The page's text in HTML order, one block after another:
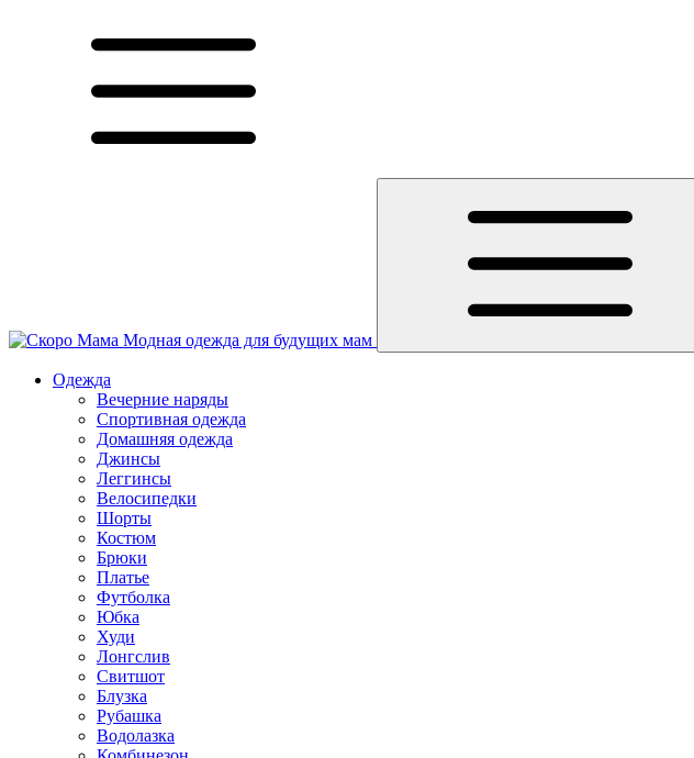
Модная одежда для будущих мам
Одежда
Вечерние наряды
Спортивная одежда
Домашняя одежда
Джинсы
Леггинсы
Велосипедки
Шорты
Костюм
Брюки
Платье
Футболка
Юбка
Худи
Лонгслив
Свитшот
Блузка
Рубашка
Водолазка